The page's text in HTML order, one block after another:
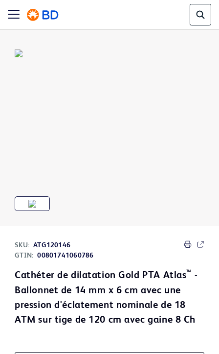
SKU: ATG120146
GTIN: 00801741060786
Cathéter de dilatation Gold PTA Atlas™ -
Ballonnet de 14 mm x 6 cm avec une
pression d'éclatement nominale de 18
ATM sur tige de 120 cm avec gaine 8 Ch